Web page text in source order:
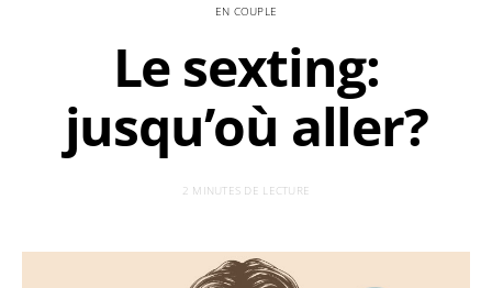
EN COUPLE
Le sexting:
jusqu’où aller?
2 MINUTES DE LECTURE